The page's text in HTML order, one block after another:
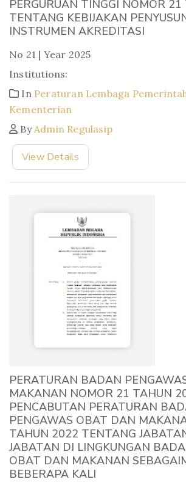
PERGURUAN TINGGI NOMOR
TENTANG KEBIJAKAN
INSTRUMEN AKREDITASI
No 21 | Year 2025
Institutions:
In Peraturan Lembaga
Kementerian
By Admin Regulasip
View Details
PERATURAN BADAN
MAKANAN NOMOR 21 TAHUN
PENCABUTAN PERATURAN
PENGAWAS OBAT DAN
TAHUN 2022 TENTANG
JABATAN DI LINGKUNGAN
OBAT DAN MAKANAN
BEBERAPA KALI